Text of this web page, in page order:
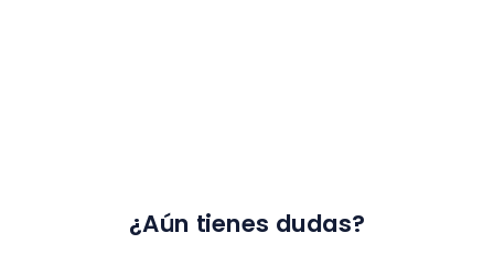
¿Aún tienes dudas?